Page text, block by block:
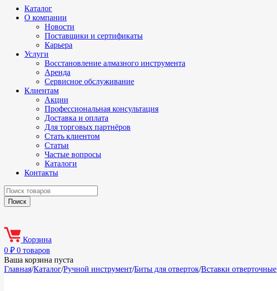
Каталог
О компании
Новости
Поставщики и сертификаты
Карьера
Услуги
Восстановление алмазного инструмента
Аренда
Сервисное обслуживание
Клиентам
Акции
Профессиональная консультация
Доставка и оплата
Для торговых партнёров
Стать клиентом
Статьи
Частые вопросы
Каталоги
Контакты
Корзина
0 ₽ 0 товаров
Ваша корзина пуста
Главная/Каталог/Ручной инструмент/Биты для отверток/Вставки отверточные